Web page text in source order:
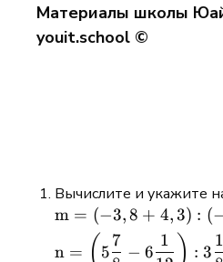
Материалы школы
youit.school ©
Вычислите и укажите
\begin{aligned} &
\mathrm{m}=
(-3,8+4,3):(-1,6) \\ &
m = (−3,8 + 4,3) : (
n = ( 5
7
− 6
1 ) : 3
1